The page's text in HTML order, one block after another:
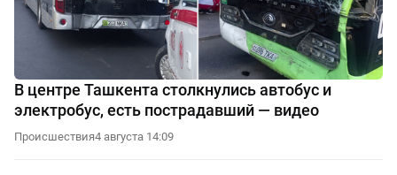
В центре Ташкента столкнулись автобус и
электробус, есть пострадавший — видео
Происшествия4 августа 14:09